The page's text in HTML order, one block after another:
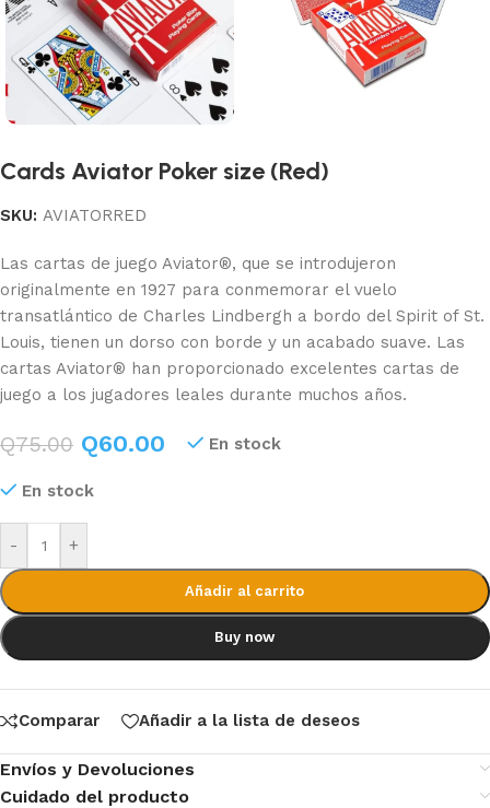
Cards Aviator Poker size (Red)
SKU: AVIATORRED
Las cartas de juego Aviator®, que se introdujeron
originalmente en 1927 para conmemorar el vuelo
transatlántico de Charles Lindbergh a bordo del Spirit of St.
Louis, tienen un dorso con borde y un acabado suave. Las
cartas Aviator® han proporcionado excelentes cartas de
juego a los jugadores leales durante muchos años.
Q75.00 Q60.00 En stock
En stock
- +
Añadir al carrito
Buy now
Comparar Añadir a la lista de deseos
Envíos y Devoluciones
Cuidado del producto